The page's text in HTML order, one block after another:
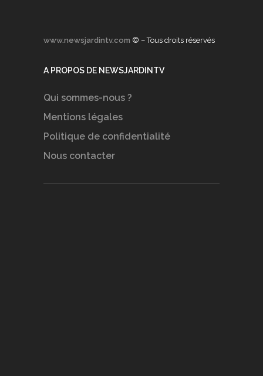
www.newsjardintv.com © – Tous droits réservés
A PROPOS DE NEWSJARDINTV
Qui sommes-nous ?
Mentions légales
Politique de confidentialité
Nous contacter